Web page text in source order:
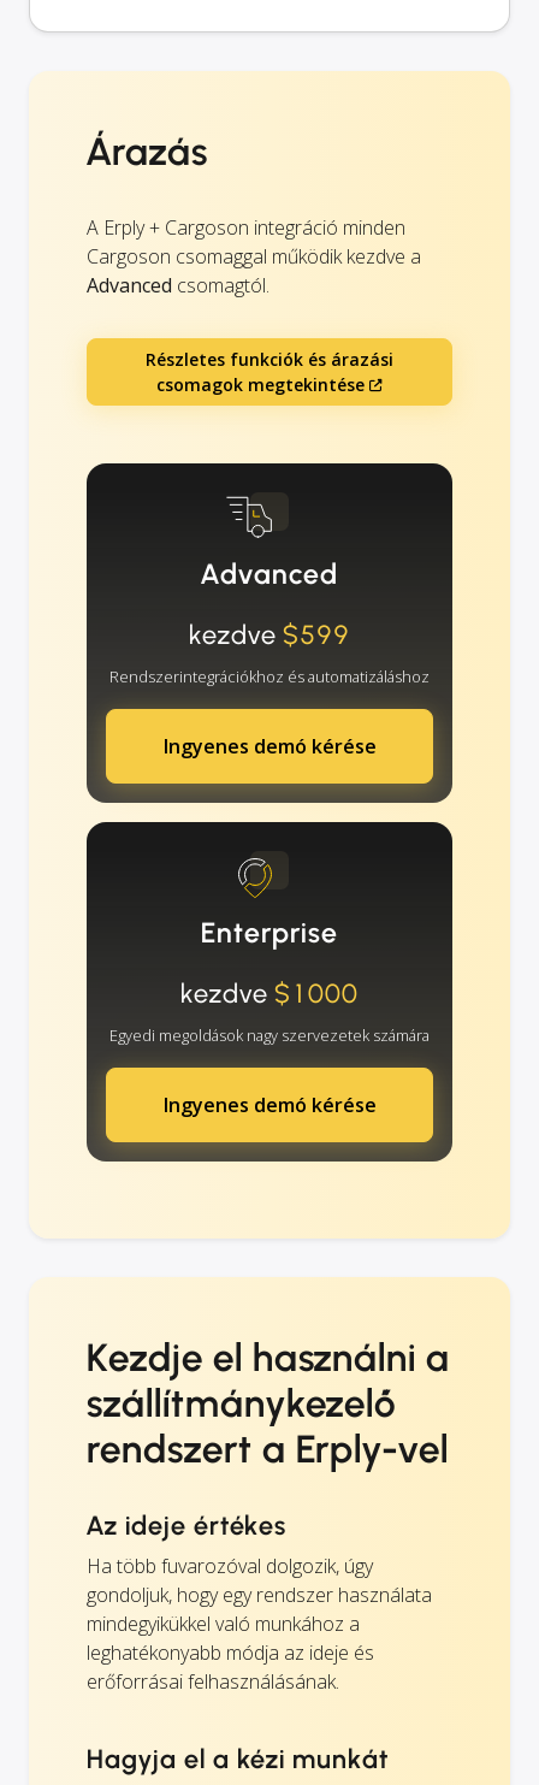
Árazás
A Erply + Cargoson integráció minden
Cargoson csomaggal működik kezdve a
Advanced csomagtól.
Részletes funkciók és árazási
csomagok megtekintése
Advanced
kezdve$599
Rendszerintegrációkhoz és automatizáláshoz
Ingyenes demó kérése
Enterprise
kezdve$1000
Egyedi megoldások nagy szervezetek számára
Ingyenes demó kérése
Kezdje el használni a
szállítmánykezelő
rendszert a Erply-vel
Az ideje értékes
Ha több fuvarozóval dolgozik, úgy
gondoljuk, hogy egy rendszer használata
mindegyikükkel való munkához a
leghatékonyabb módja az ideje és
erőforrásai felhasználásának.
Hagyja el a kézi munkát